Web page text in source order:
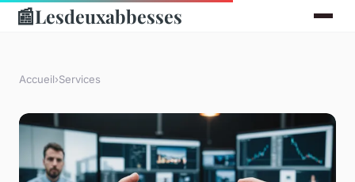
📰Lesdeuxabbesses
Accueil›Services